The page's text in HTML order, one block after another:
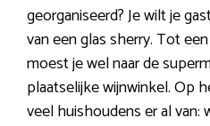
georganiseerd? Je wilt je
van een glas sherry. Tot
moest je wel naar de
plaatselijke wijnwinkel. Op
veel huishoudens er al van: